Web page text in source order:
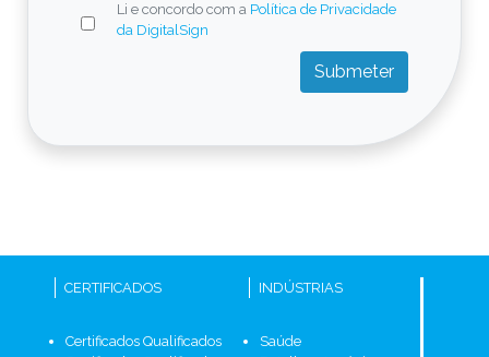
Li e concordo com a Política de Privacidade
da DigitalSign
Submeter
CERTIFICADOS
Certificados Qualificados
INDÚSTRIAS
Saúde